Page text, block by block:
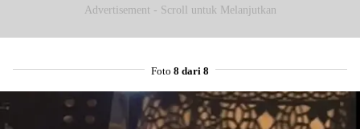
Advertisement - Scroll untuk Melanjutkan
Foto 8 dari 8